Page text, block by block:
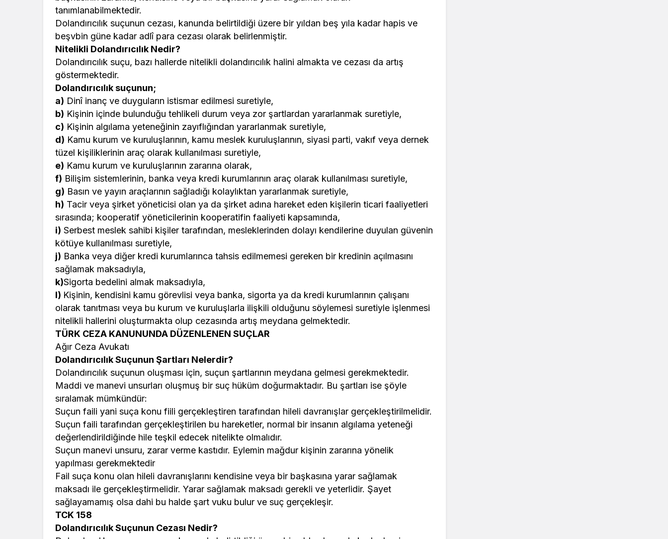
tanımlanabilmektedir.
Dolandırıcılık suçunun cezası, kanunda belirtildiği üzere bir yıldan beş yıla kadar hapis ve
beşvbin güne kadar adlî para cezası olarak belirlenmiştir.
Nitelikli Dolandırıcılık Nedir?
Dolandırıcılık suçu, bazı hallerde nitelikli dolandırıcılık halini almakta ve cezası da artış
göstermektedir.
Dolandırıcılık suçunun;
a) Dinî inanç ve duyguların istismar edilmesi suretiyle,
b) Kişinin içinde bulunduğu tehlikeli durum veya zor şartlardan yararlanmak suretiyle,
c) Kişinin algılama yeteneğinin zayıflığından yararlanmak suretiyle,
d) Kamu kurum ve kuruluşlarının, kamu meslek kuruluşlarının, siyasi parti, vakıf veya dernek
tüzel kişiliklerinin araç olarak kullanılması suretiyle,
e) Kamu kurum ve kuruluşlarının zararına olarak,
f) Bilişim sistemlerinin, banka veya kredi kurumlarının araç olarak kullanılması suretiyle,
g) Basın ve yayın araçlarının sağladığı kolaylıktan yararlanmak suretiyle,
h) Tacir veya şirket yöneticisi olan ya da şirket adına hareket eden kişilerin ticari faaliyetleri
sırasında; kooperatif yöneticilerinin kooperatifin faaliyeti kapsamında,
i) Serbest meslek sahibi kişiler tarafından, mesleklerinden dolayı kendilerine duyulan güvenin
kötüye kullanılması suretiyle,
j) Banka veya diğer kredi kurumlarınca tahsis edilmemesi gereken bir kredinin açılmasını
sağlamak maksadıyla,
k)Sigorta bedelini almak maksadıyla,
l) Kişinin, kendisini kamu görevlisi veya banka, sigorta ya da kredi kurumlarının çalışanı
olarak tanıtması veya bu kurum ve kuruluşlarla ilişkili olduğunu söylemesi suretiyle işlenmesi
nitelikli hallerini oluşturmakta olup cezasında artış meydana gelmektedir.
TÜRK CEZA KANUNUNDA DÜZENLENEN SUÇLAR
Ağır Ceza Avukatı
Dolandırıcılık Suçunun Şartları Nelerdir?
Dolandırıcılık suçunun oluşması için, suçun şartlarının meydana gelmesi gerekmektedir.
Maddi ve manevi unsurları oluşmuş bir suç hüküm doğurmaktadır. Bu şartları ise şöyle
sıralamak mümkündür:
Suçun faili yani suça konu fiili gerçekleştiren tarafından hileli davranışlar gerçekleştirilmelidir.
Suçun faili tarafından gerçekleştirilen bu hareketler, normal bir insanın algılama yeteneği
değerlendirildiğinde hile teşkil edecek nitelikte olmalıdır.
Suçun manevi unsuru, zarar verme kastıdır. Eylemin mağdur kişinin zararına yönelik
yapılması gerekmektedir
Fail suça konu olan hileli davranışlarını kendisine veya bir başkasına yarar sağlamak
maksadı ile gerçekleştirmelidir. Yarar sağlamak maksadı gerekli ve yeterlidir. Şayet
sağlayamamış olsa dahi bu halde şart vuku bulur ve suç gerçekleşir.
TCK 158
Dolandırıcılık Suçunun Cezası Nedir?